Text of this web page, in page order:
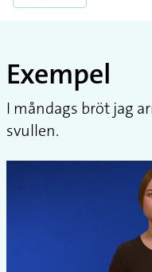
Exempel
I måndags bröt jag
svullen.